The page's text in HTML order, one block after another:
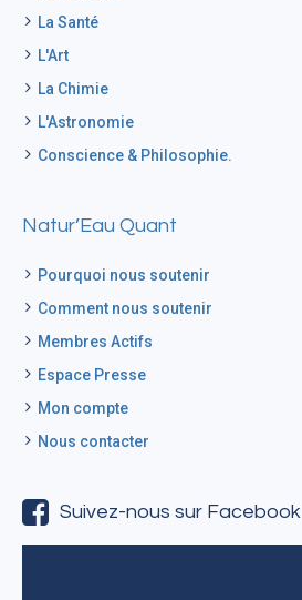
La Santé
L'Art
La Chimie
L'Astronomie
Conscience & Philosophie.
Natur’Eau Quant
Pourquoi nous soutenir
Comment nous soutenir
Membres Actifs
Espace Presse
Mon compte
Nous contacter
Suivez-nous sur Facebook